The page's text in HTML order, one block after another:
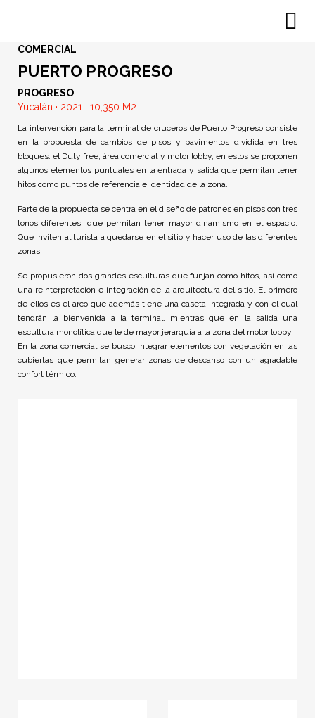
COMERCIAL
PUERTO PROGRESO
PROGRESO
Yucatán · 2021 · 10,350 M2
La intervención para la terminal de cruceros de Puerto Progreso consiste
en la propuesta de cambios de pisos y pavimentos dividida en tres
bloques: el Duty free, área comercial y motor lobby, en estos se proponen
algunos elementos puntuales en la entrada y salida que permitan tener
hitos como puntos de referencia e identidad de la zona.
Parte de la propuesta se centra en el diseño de patrones en pisos con tres
tonos diferentes, que permitan tener mayor dinamismo en el espacio.
Que inviten al turista a quedarse en el sitio y hacer uso de las diferentes
zonas.
Se propusieron dos grandes esculturas que funjan como hitos, así como
una reinterpretación e integración de la arquitectura del sitio. El primero
de ellos es el arco que además tiene una caseta integrada y con el cual
tendrán la bienvenida a la terminal, mientras que en la salida una
escultura monolítica que le de mayor jerarquía a la zona del motor lobby.
En la zona comercial se busco integrar elementos con vegetación en las
cubiertas que permitan generar zonas de descanso con un agradable
confort térmico.